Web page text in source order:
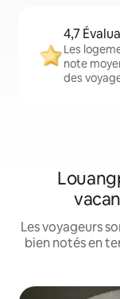
4,7
Les
note
des
Les voyageurs
bien notés en